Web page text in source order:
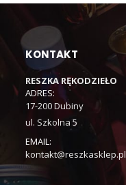
KONTAKT
RESZKA RĘKODZIEŁO
ADRES:
17-200 Dubiny
ul. Szkolna 5
EMAIL:
kontakt@reszkasklep.pl